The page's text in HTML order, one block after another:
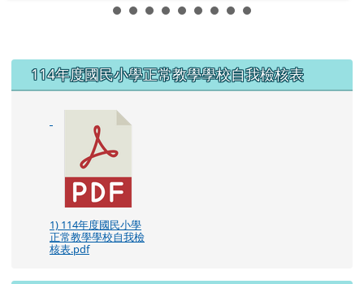
左邊區域內容
114年度國民小學正常教學學校自我檢核表
1) 114年度國民小學
正常教學學校自我檢
核表.pdf